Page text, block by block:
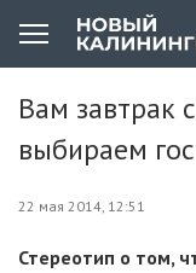
Вам завтрак
выбираем
22 мая 2014, 12:51
Стереотип о том,